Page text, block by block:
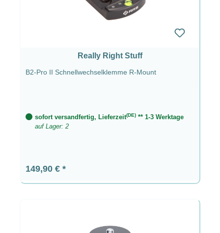
Really Right Stuff
B2-Pro II Schnellwechselklemme R-Mount
sofort versandfertig, Lieferzeit(DE) ** 1-3 Werktage
auf Lager: 2
Regulärer Preis:
149,90 €